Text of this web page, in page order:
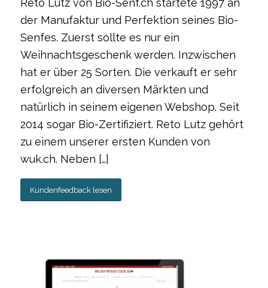
der Manufaktur und Perfektion seines Bio-
Senfes. Zuerst sollte es nur ein
Weihnachtsgeschenk werden. Inzwischen
hat er über 25 Sorten. Die verkauft er sehr
erfolgreich an diversen Märkten und
natürlich in seinem eigenen Webshop. Seit
2014 sogar Bio-Zertifiziert. Reto Lutz gehört
zu einem unserer ersten Kunden von
wuk.ch. Neben […]
Kundenfeedback lesen